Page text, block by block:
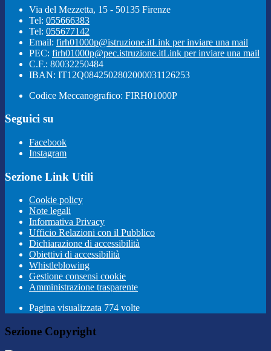
Via del Mezzetta, 15 - 50135 Firenze
Tel: 055666383
Tel: 055677142
Email: firh01000p@istruzione.itLink per inviare una mail
PEC: firh01000p@pec.istruzione.itLink per inviare una mail
C.F.: 80032250484
IBAN: IT12Q0842502802000031126253
Codice Meccanografico: FIRH01000P
Seguici su
Facebook
Instagram
Sezione Link Utili
Cookie policy
Note legali
Informativa Privacy
Ufficio Relazioni con il Pubblico
Dichiarazione di accessibilità
Obiettivi di accessibilità
Whistleblowing
Gestione consensi cookie
Amministrazione trasparente
Pagina visualizzata 774 volte
Sezione Copyright